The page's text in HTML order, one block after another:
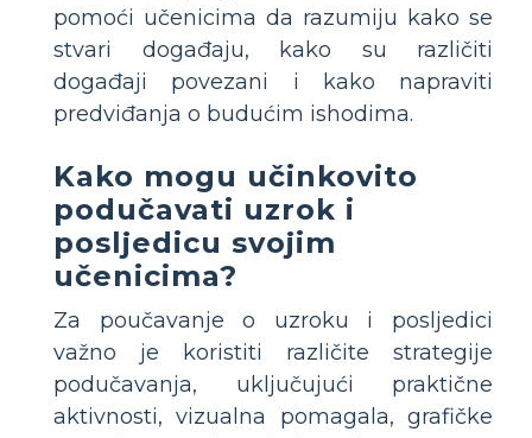
pomoći učenicima da razumiju kako se
stvari događaju, kako su različiti
događaji povezani i kako napraviti
predviđanja o budućim ishodima.
Kako mogu učinkovito
podučavati uzrok i
posljedicu svojim
učenicima?
Za poučavanje o uzroku i posljedici
važno je koristiti različite strategije
podučavanja, uključujući praktične
aktivnosti, vizualna pomagala, grafičke